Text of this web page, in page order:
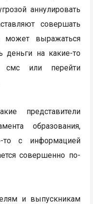
аннулировать
совершать
может выражаться
деньги на какие-то
смс или перейти
представители
образования,
с информацией
совершенно по-
и выпускникам